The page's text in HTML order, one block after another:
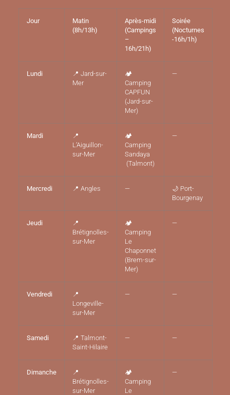
Jour
Matin
(8h/13h)
Après-midi
(Campings
–
16h/21h)
Soirée
(Nocturnes
-16h/1h)
Lundi
📍 Jard-sur-
Mer
🏕️
Camping
CAPFUN
(Jard-sur-
Mer)
—
Mardi
📍
L’Aiguillon-
sur-Mer
🏕️
Camping
Sandaya
(Talmont)
—
Mercredi 📍 Angles —
🌙 Port-
Bourgenay
Jeudi
📍
Brétignolles-
sur-Mer
🏕️
Camping
Le
Chaponnet
(Brem-sur-
Mer)
—
Vendredi
📍
Longeville-
sur-Mer
— —
Samedi
📍 Talmont-
Saint-Hilaire
— —
Dimanche
📍
Brétignolles-
sur-Mer
🏕️
Camping
Le
—